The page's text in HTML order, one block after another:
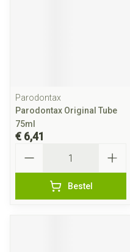
Parodontax
Parodontax Original Tube
75ml
€ 6,41
Bestel